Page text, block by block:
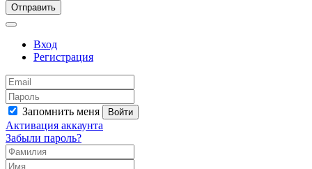
Отправить
Вход
Регистрация
Запомнить меня Войти
Активация аккаунта
Забыли пароль?